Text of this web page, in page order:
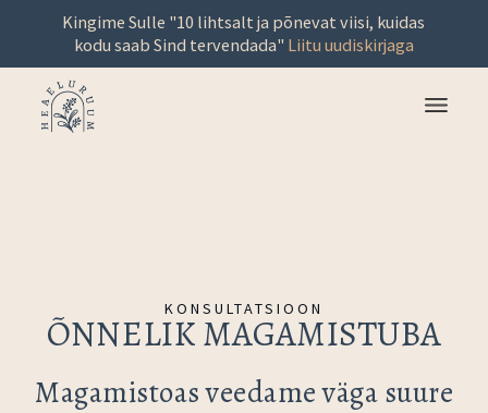
Kingime Sulle "10 lihtsalt ja põnevat viisi, kuidas
kodu saab Sind tervendada" Liitu uudiskirjaga
KONSULTATSIOON
ÕNNELIK MAGAMISTUBA
Magamistoas veedame väga suure